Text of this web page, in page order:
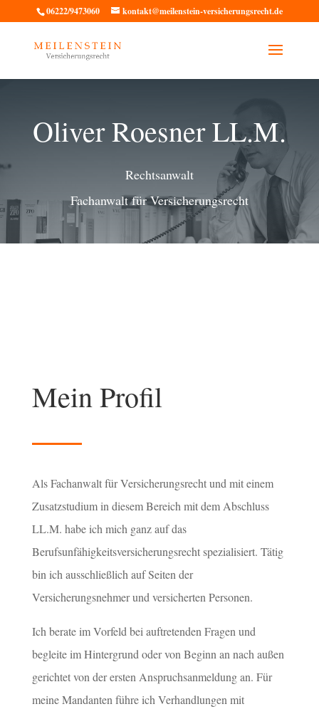
06222/9473060 kontakt@meilenstein-versicherungsrecht.de
Oliver Roesner LL.M.
Rechtsanwalt
Fachanwalt für Versicherungsrecht
Mein Profil
Als Fachanwalt für Versicherungsrecht und mit einem
Zusatzstudium in diesem Bereich mit dem Abschluss
LL.M. habe ich mich ganz auf das
Berufsunfähigkeitsversicherungsrecht spezialisiert. Tätig
bin ich ausschließlich auf Seiten der
Versicherungsnehmer und versicherten Personen.
Ich berate im Vorfeld bei auftretenden Fragen und
begleite im Hintergrund oder von Beginn an nach außen
gerichtet von der ersten Anspruchsanmeldung an. Für
meine Mandanten führe ich Verhandlungen mit